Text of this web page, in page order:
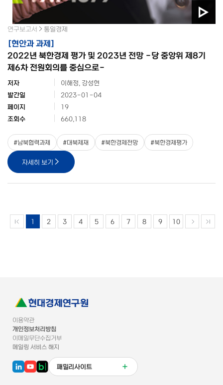
연구보고서 통일경제
[현안과 과제]
2022년 북한경제 평가 및 2023년 전망 -당 중앙위 제8기
제6차 전원회의를 중심으로-
저자
이해정, 강성현
발간일
2023-01-04
페이지
19
조회수
660,118
#남북협력과제 #대북제재 #북한경제전망 #북한경제평가
자세히 보기
1 2 3 4 5 6 7 8 9 10
이용약관
개인정보처리방침
이메일무단수집거부
메일링 서비스 해지
패밀리사이트